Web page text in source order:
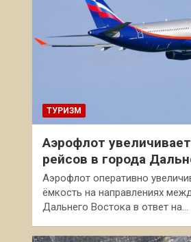
ТУРИЗМ
Аэрофлот
рейсов в города
Аэрофлот оперативно
ёмкость на направлениях
Дальнего Востока в ответ на…